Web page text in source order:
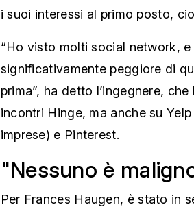
i suoi interessi al primo posto,
“Ho visto molti social network,
significativamente peggiore di
prima”, ha detto l’ingegnere,
incontri Hinge, ma anche su
imprese) e Pinterest.
"Nessuno è
Per Frances Haugen, è stato in